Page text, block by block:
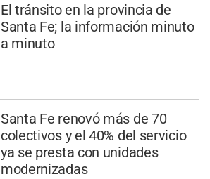
El tránsito en la provincia de
Santa Fe; la información minuto
a minuto
Santa Fe renovó más de 70
colectivos y el 40% del servicio
ya se presta con unidades
modernizadas